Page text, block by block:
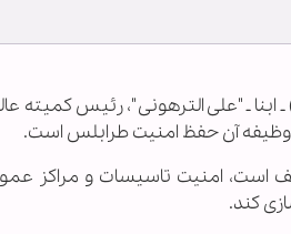
ـ "علی الترهونی"، رئیس کمیته
وظیفه آن حفظ امنیت طرابلس است.
است، امنیت تاسیسات و مراکز
کند.